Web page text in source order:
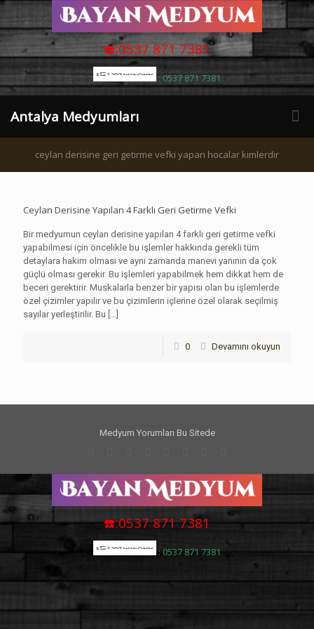
☎️:0537 871 7381
: 0537 871 7381
Antalya Medyumları
ceylan derisine geri getirme vefki yapan hocalar kimlerdir
Ceylan Derisine Yapılan 4 Farklı Geri Getirme Vefki
Bir medyumun ceylan derisine yapılan 4 farklı geri getirme vefki
yapabilmesi için öncelikle bu işlemler hakkında gerekli tüm
detaylara hakim olması ve aynı zamanda manevi yanının da çok
güçlü olması gerekir. Bu işlemleri yapabilmek hem dikkat hem de
beceri gerektirir. Muskalarla benzer bir yapısı olan bu işlemlerde
özel çizimler yapılır ve bu çizimlerin içlerine özel olarak seçilmiş
sayılar yerleştirilir. Bu […]
0 Devamını okuyun
Medyum Yorumları Bu Sitede
☎️:0537 871 7381
: 0537 871 7381